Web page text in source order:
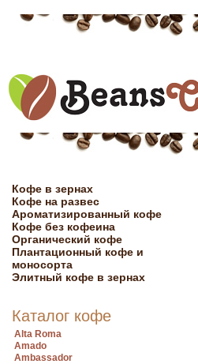
Кофе в зернах
Кофе на развес
Ароматизированный кофе
Кофе без кофеина
Органический кофе
Плантационный кофе и
моносорта
Элитный кофе в зернах
Каталог кофе
Alta Roma
Amado
Ambassador